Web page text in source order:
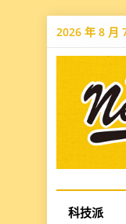
Skip
2026 年 8 月
最有料的新
科技派